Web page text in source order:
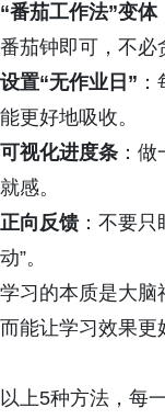
“番茄工作法”变体
番茄钟即可，不必
设置“无作业日”
能更好地吸收。
可视化进度条 ：
就感。
正向反馈：不要只
动”。
学习的本质是大
而能让学习效果更
以上5种方法，每